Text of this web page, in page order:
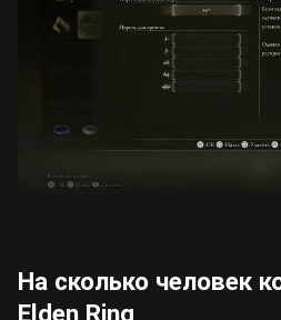
На сколько человек
Elden Ring